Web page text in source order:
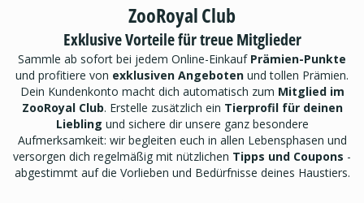
ZooRoyal Club
Exklusive Vorteile für treue Mitglieder
Sammle ab sofort bei jedem Online-Einkauf Prämien-Punkte
und profitiere von exklusiven Angeboten und tollen Prämien.
Dein Kundenkonto macht dich automatisch zum Mitglied im
ZooRoyal Club. Erstelle zusätzlich ein Tierprofil für deinen
Liebling und sichere dir unsere ganz besondere
Aufmerksamkeit: wir begleiten euch in allen Lebensphasen und
versorgen dich regelmäßig mit nützlichen Tipps und Coupons -
abgestimmt auf die Vorlieben und Bedürfnisse deines Haustiers.